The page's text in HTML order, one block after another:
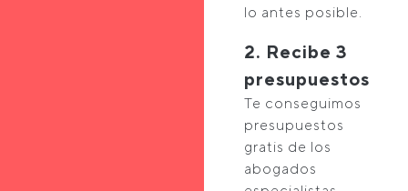
lo antes posible.
2. Recibe 3
presupuestos
Te conseguimos
presupuestos
gratis de los
abogados